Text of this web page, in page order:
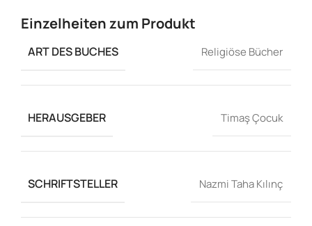
Einzelheiten zum Produkt
ART DES BUCHES Religiöse Bücher
HERAUSGEBER Timaş Çocuk
SCHRIFTSTELLER Nazmi Taha Kılınç